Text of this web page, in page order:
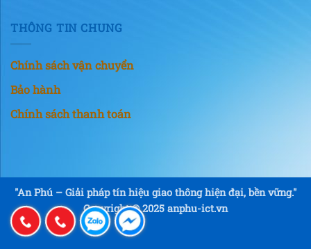
THÔNG TIN CHUNG
Chính sách vận chuyển
Bảo hành
Chính sách thanh toán
"An Phú – Giải pháp tín hiệu giao thông hiện đại, bền vững."
Copyright © 2025 anphu-ict.vn